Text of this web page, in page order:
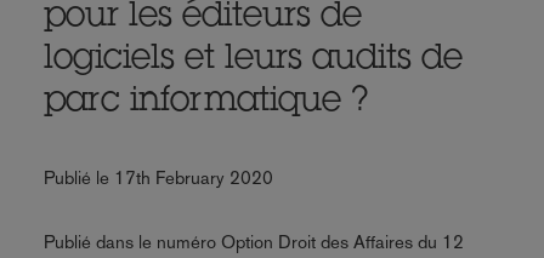
pour les éditeurs de
logiciels et leurs audits de
parc informatique ?
Publié le 17th February 2020
Publié dans le numéro Option Droit des Affaires du 12